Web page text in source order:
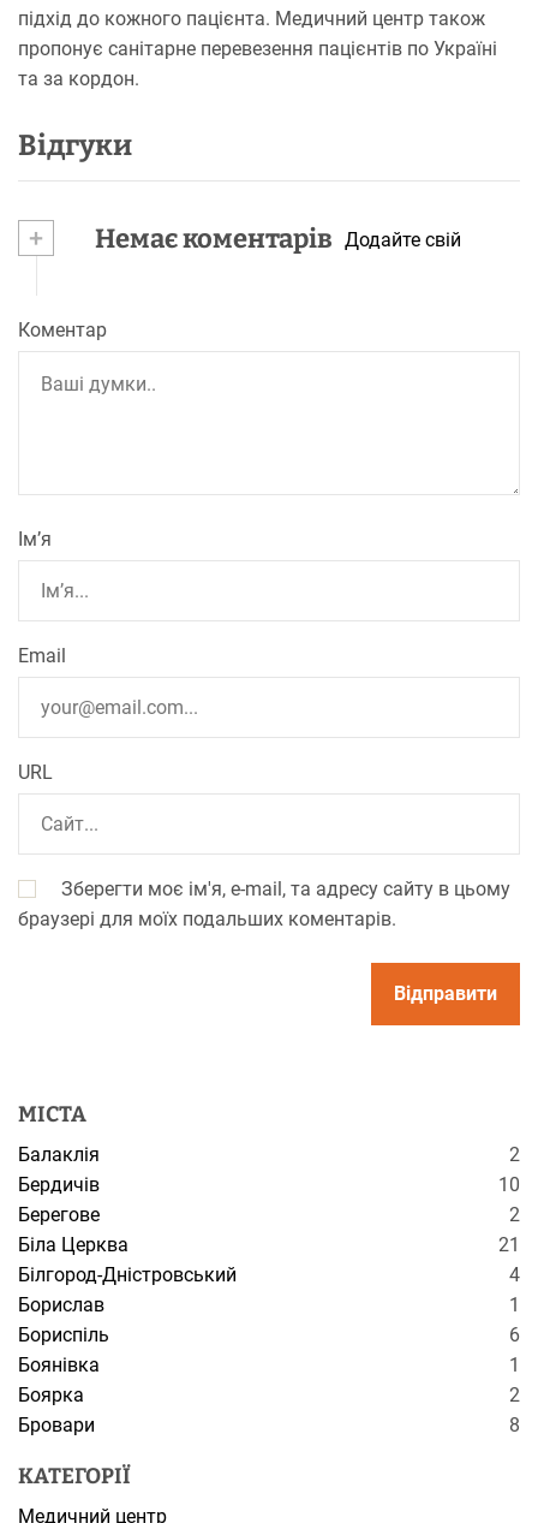
підхід до кожного пацієнта. Медичний центр також
пропонує санітарне перевезення пацієнтів по Україні
та за кордон.
Відгуки
+ Немає коментарів Додайте свій
Коментар
Ім’я
Email
URL
Зберегти моє ім'я, e-mail, та адресу сайту в цьому
браузері для моїх подальших коментарів.
МІСТА
Балаклія
2
Бердичів
10
Берегове
2
Біла Церква
21
Білгород-Дністровський
4
Борислав
1
Бориспіль
6
Боянівка
1
Боярка
2
Бровари
8
КАТЕГОРІЇ
Медичний центр